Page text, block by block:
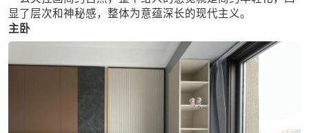
显了层次和神秘感，整体为意蕴深长的现代主义。
主卧